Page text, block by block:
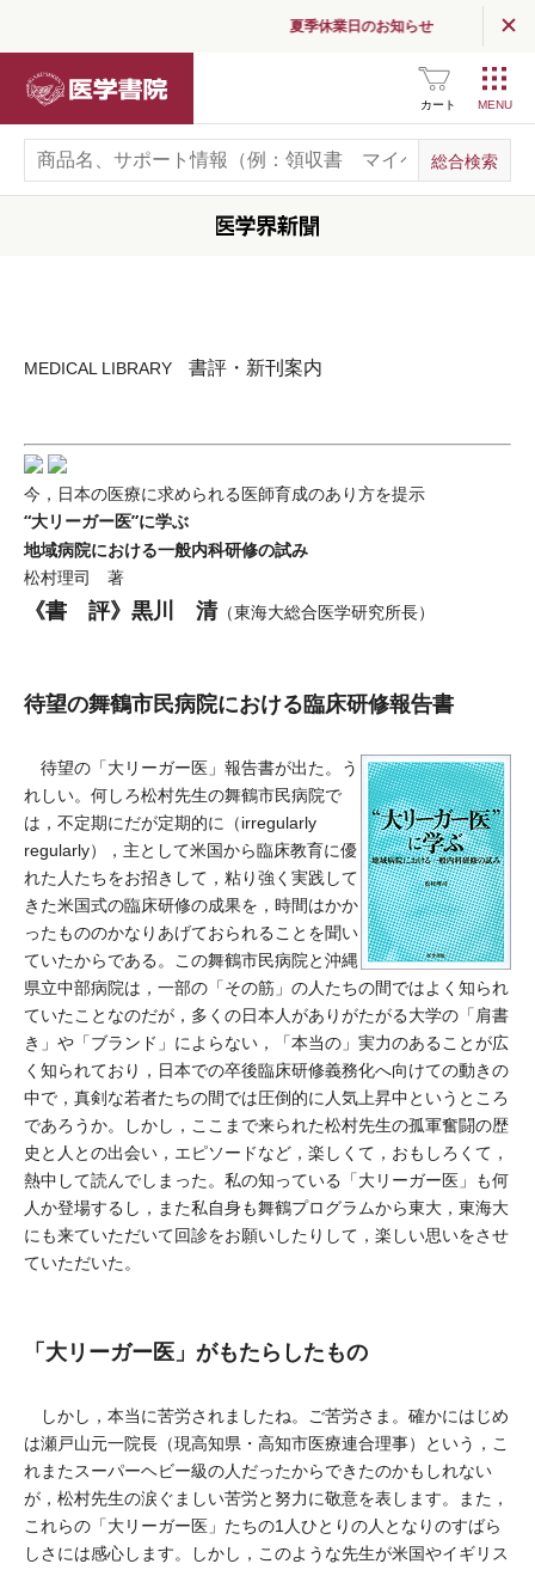
夏季休業日のお知らせ
カート
MEDICAL LIBRARY 書評・新刊案内
今，日本の医療に求められる医師育成のあり方を提示
“大リーガー医”に学ぶ
地域病院における一般内科研修の試み
松村理司 著
《書 評》黒川 清（東海大総合医学研究所長）
待望の舞鶴市民病院における臨床研修報告書
待望の「大リーガー医」報告書が出た。う
れしい。何しろ松村先生の舞鶴市民病院で
は，不定期にだが定期的に（irregularly
regularly），主として米国から臨床教育に優
れた人たちをお招きして，粘り強く実践して
きた米国式の臨床研修の成果を，時間はかか
ったもののかなりあげておられることを聞い
ていたからである。この舞鶴市民病院と沖縄
県立中部病院は，一部の「その筋」の人たちの間ではよく知られ
ていたことなのだが，多くの日本人がありがたがる大学の「肩書
き」や「ブランド」によらない，「本当の」実力のあることが広
く知られており，日本での卒後臨床研修義務化へ向けての動きの
中で，真剣な若者たちの間では圧倒的に人気上昇中というところ
であろうか。しかし，ここまで来られた松村先生の孤軍奮闘の歴
史と人との出会い，エピソードなど，楽しくて，おもしろくて，
熱中して読んでしまった。私の知っている「大リーガー医」も何
人か登場するし，また私自身も舞鶴プログラムから東大，東海大
にも来ていただいて回診をお願いしたりして，楽しい思いをさせ
ていただいた。
「大リーガー医」がもたらしたもの
しかし，本当に苦労されましたね。ご苦労さま。確かにはじめ
は瀬戸山元一院長（現高知県・高知市医療連合理事）という，こ
れまたスーパーヘビー級の人だったからできたのかもしれない
が，松村先生の涙ぐましい苦労と努力に敬意を表します。また，
これらの「大リーガー医」たちの1人ひとりの人となりのすばら
しさには感心します。しかし，このような先生が米国やイギリス